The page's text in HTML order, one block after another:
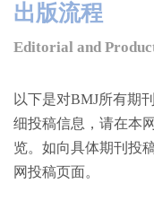
出版流程
Editorial and
以下是对BMJ所有期
细投稿信息，请在本
览。如向具体期刊投
网投稿页面。